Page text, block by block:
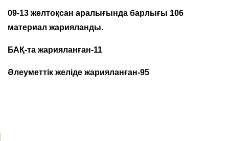
09-13 желтоқсан аралығында барлығы 106
материал жарияланды.
БАҚ-та жарияланған-11
Әлеуметтік желіде жарияланған-95